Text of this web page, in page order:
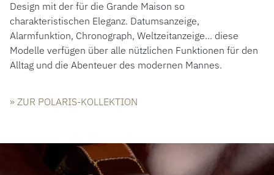
Design mit der für die Grande Maison so
charakteristischen Eleganz. Datumsanzeige,
Alarmfunktion, Chronograph, Weltzeitanzeige... diese
Modelle verfügen über alle nützlichen Funktionen für den
Alltag und die Abenteuer des modernen Mannes.
» ZUR POLARIS-KOLLEKTION